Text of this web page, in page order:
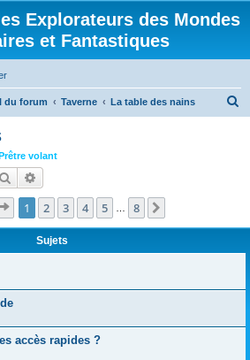
Explorateurs des Mondes
et Fantastiques
du forum Taverne La table des nains
c
r
volant
Rechercher
Page 1sur8
1 2 3 4 5 8
Sujets
accès rapides ?